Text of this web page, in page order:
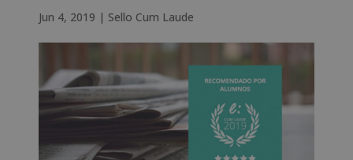
Jun 4, 2019 | Sello Cum Laude